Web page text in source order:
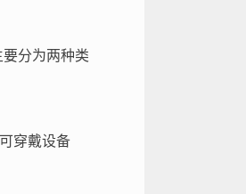
分为两种类
穿戴设备